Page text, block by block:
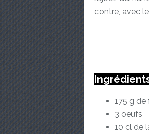
contre, avec
175 g de
3 oeufs
10 cl de